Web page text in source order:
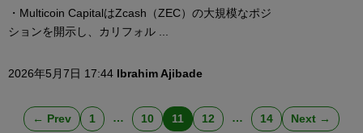
・Multicoin CapitalはZcash（ZEC）の大規模なポジ
ションを開示し、カリフォル ...
2026年5月7日 17:44 Ibrahim Ajibade
← Prev 1 … 10 11 12 … 14 Next →